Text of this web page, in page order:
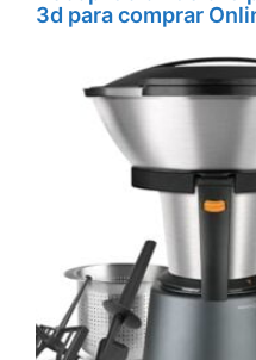
3d para comprar